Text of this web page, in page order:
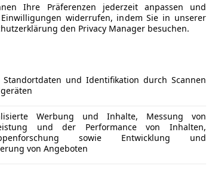
90 g/km
Einparkhilfe
Ihre Präferenzen jederzeit anpassen und
widerrufen, indem Sie in unserer
den Privacy Manager besuchen.
Standortdaten und Identifikation durch Scannen
Werbung und Inhalte, Messung von
und der Performance von Inhalten,
sowie Entwicklung und
von Angeboten